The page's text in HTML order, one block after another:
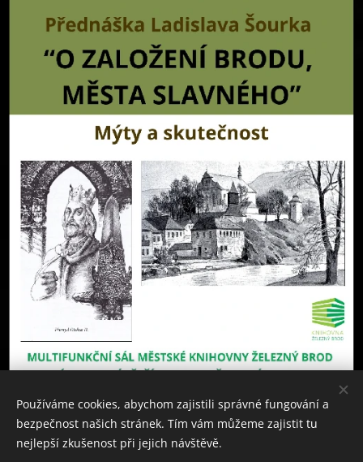
Používáme cookies, abychom zajistili správné fungování a
bezpečnost našich stránek. Tím vám můžeme zajistit tu
nejlepší zkušenost při jejich návštěvě.